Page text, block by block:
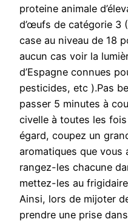
proteine animale
d’œufs de catégorie 3
case au niveau de 18
aucun cas voir la
d’Espagne connues
pesticides, etc ).Pas
passer 5 minutes à
civelle à toutes les
égard, coupez un
aromatiques que vous
rangez-les chacune
mettez-les au
Ainsi, lors de mijoter
prendre une prise